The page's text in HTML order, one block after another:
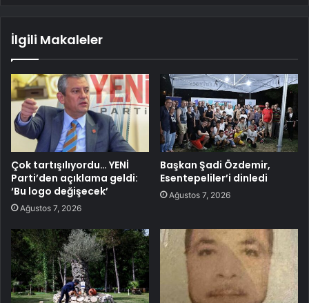
İlgili Makaleler
Çok tartışılıyordu… YENİ
Parti’den açıklama geldi:
‘Bu logo değişecek’
Ağustos 7, 2026
Başkan Şadi Özdemir,
Esentepeliler’i dinledi
Ağustos 7, 2026